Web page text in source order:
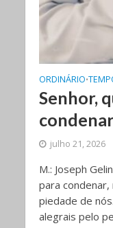
ORDINÁRIO•
Senhor,
julho 21, 2026
M.: Joseph
para
piedade de
alegrais pelo